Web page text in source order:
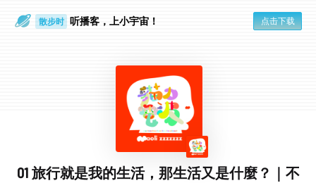
散步时 听播客，上小宇宙！ 点击下载
01 旅行就是我的生活，那生活又是什麼？｜不